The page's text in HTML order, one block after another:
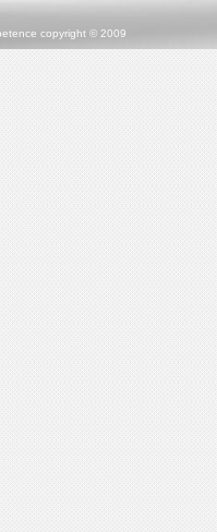
copyright © 2009